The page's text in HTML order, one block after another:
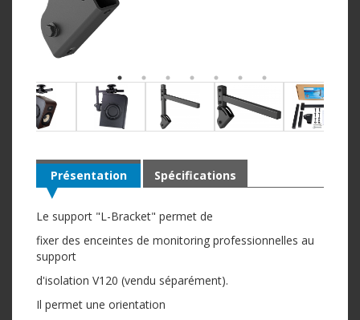
Présentation
Le support "L-Bracket" permet de
fixer des enceintes de monitoring professionnelles au
support
d'isolation V120 (vendu séparément).
Il permet une orientation
Spécifications